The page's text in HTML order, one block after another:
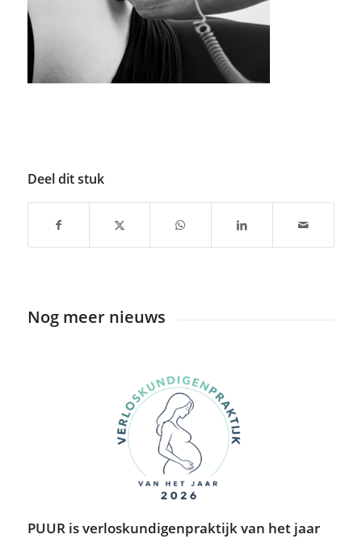
Deel dit stuk
Nog meer nieuws
PUUR is verloskundigenpraktijk van het jaar